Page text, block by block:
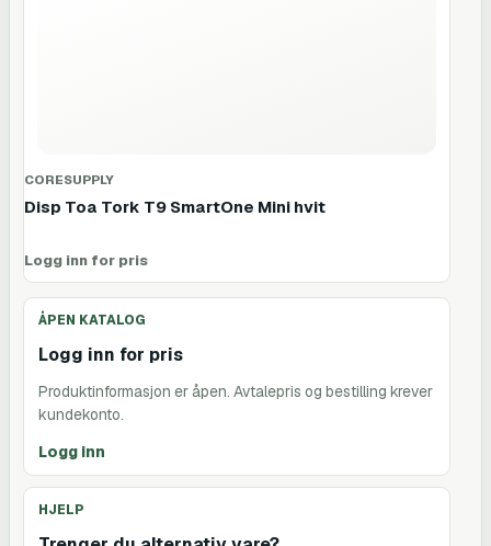
CORESUPPLY
Disp Toa Tork T9 SmartOne Mini hvit
Logg inn for pris
ÅPEN KATALOG
Logg inn for pris
Produktinformasjon er åpen. Avtalepris og bestilling krever
kundekonto.
Logg inn
HJELP